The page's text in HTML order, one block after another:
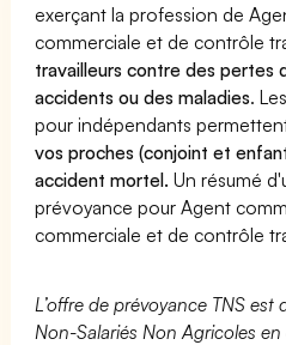
exerçant la profession de
commerciale et de contrôle
travailleurs contre des pertes
accidents ou des maladies.
pour indépendants
vos proches (conjoint et
accident mortel. Un résumé
prévoyance pour Agent
commerciale et de contrôle
L’offre de prévoyance TNS est
Non-Salariés Non Agricoles